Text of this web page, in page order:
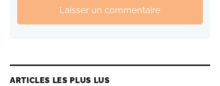
Laisser un commentaire
ARTICLES LES PLUS LUS